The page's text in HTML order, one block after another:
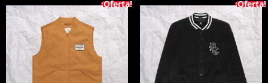
¡Oferta! ¡Oferta!